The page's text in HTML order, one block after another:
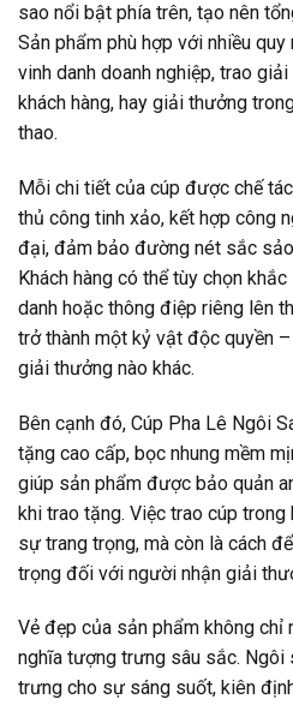
sao nổi bật phía trên, tạo nên
Sản phẩm phù hợp với nhiều
vinh danh doanh nghiệp, trao
khách hàng, hay giải thưởng
thao.
Mỗi chi tiết của cúp được chế
thủ công tinh xảo, kết hợp công
đại, đảm bảo đường nét sắc
Khách hàng có thể tùy chọn
danh hoặc thông điệp riêng lên
trở thành một kỷ vật độc quyền
giải thưởng nào khác.
Bên cạnh đó, Cúp Pha Lê Ngôi
tặng cao cấp, bọc nhung mềm
giúp sản phẩm được bảo quản
khi trao tặng. Việc trao cúp trong
sự trang trọng, mà còn là cách
trọng đối với người nhận giải
Vẻ đẹp của sản phẩm không chỉ
nghĩa tượng trưng sâu sắc.
trưng cho sự sáng suốt, kiên